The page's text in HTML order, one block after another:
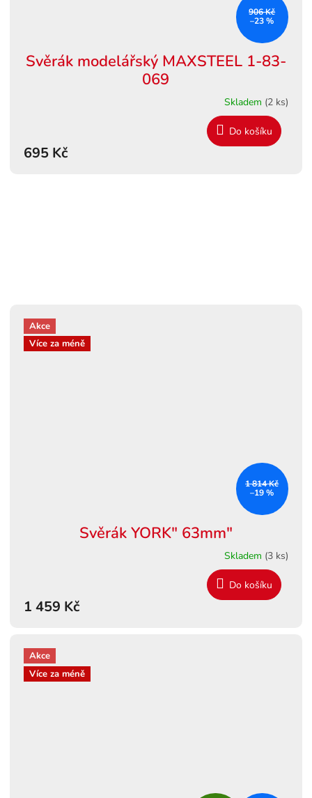
906 Kč
–23 %
Svěrák modelářský MAXSTEEL 1-83-
069
Skladem (2 ks)
695 Kč
Do košíku
Akce
Více za méně
1 814 Kč
–19 %
Svěrák YORK" 63mm"
Skladem (3 ks)
1 459 Kč
Do košíku
Akce
Více za méně